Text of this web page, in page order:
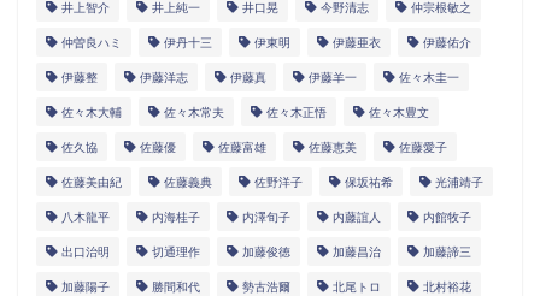
井上智介 井上純一 井口晃 今野清志 仲宗根敏之
仲曽良ハミ 伊丹十三 伊東明 伊藤亜衣 伊藤佑介
伊藤整 伊藤洋志 伊藤真 伊藤羊一 佐々木圭一
佐々木大輔 佐々木常夫 佐々木正悟 佐々木豊文
佐久協 佐藤優 佐藤富雄 佐藤恵美 佐藤愛子
佐藤美由紀 佐藤義典 佐野洋子 保坂祐希 光浦靖子
八木龍平 内海桂子 内澤旬子 内藤誼人 内館牧子
出口治明 切通理作 加藤俊徳 加藤昌治 加藤諦三
加藤陽子 勝間和代 勢古浩爾 北尾トロ 北村裕花